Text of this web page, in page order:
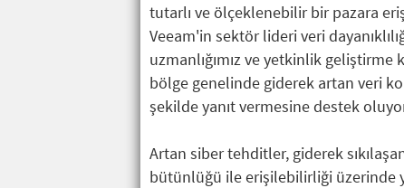
tutarlı ve ölçeklenebilir bir pazara
Veeam'in sektör lideri veri
uzmanlığımız ve yetkinlik
bölge genelinde giderek artan veri
şekilde yanıt vermesine destek
Artan siber tehditler, giderek
bütünlüğü ile erişilebilirliği üzerinde